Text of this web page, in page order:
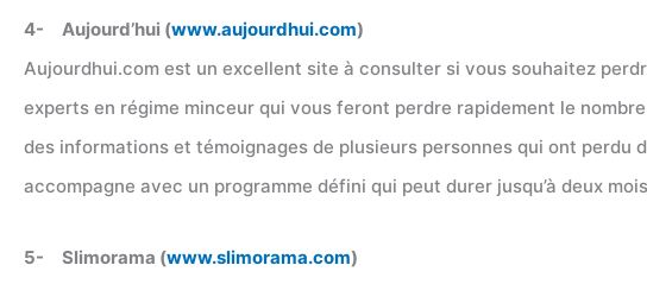
4- Aujourd’hui (www.aujourdhui.com)
Aujourdhui.com est un excellent site à consulter si vous souhaitez
experts en régime minceur qui vous feront perdre rapidement le
des informations et témoignages de plusieurs personnes qui ont
accompagne avec un programme défini qui peut durer jusqu’à deux
5- Slimorama (www.slimorama.com)